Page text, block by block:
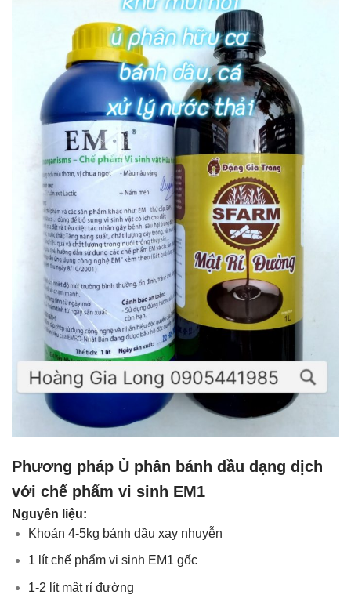
Phương pháp Ủ phân bánh dầu dạng dịch
với chế phẩm vi sinh EM1
Nguyên liệu:
Khoản 4-5kg bánh dầu xay nhuyễn
1 lít chế phẩm vi sinh EM1 gốc
1-2 lít mật rỉ đường